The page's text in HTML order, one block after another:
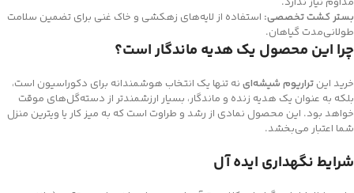
بستر کشت تخصصی: استفاده از لایه‌های زهکشی و خاک غنی برای تضمین سلامت
طولانی‌مدت گیاهان.
چرا این محصول یک هدیه ماندگار است؟
خرید این تراریوم شیشه‌ای نه تنها یک انتخاب هوشمندانه برای دکوراسیون است،
بلکه به عنوان یک هدیه زنده و ماندگار، بسیار ارزشمندتر از دسته‌گل‌های موقت
خواهد بود. این محصول نمادی از رشد و طراوت است که به میز کار یا ویترین منزل
شما اعتبار می‌بخشد.
شرایط نگهداری ایده آل